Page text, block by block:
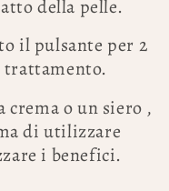
della pelle.
il pulsante per 2
trattamento.
crema o un siero ,
di utilizzare
i benefici.